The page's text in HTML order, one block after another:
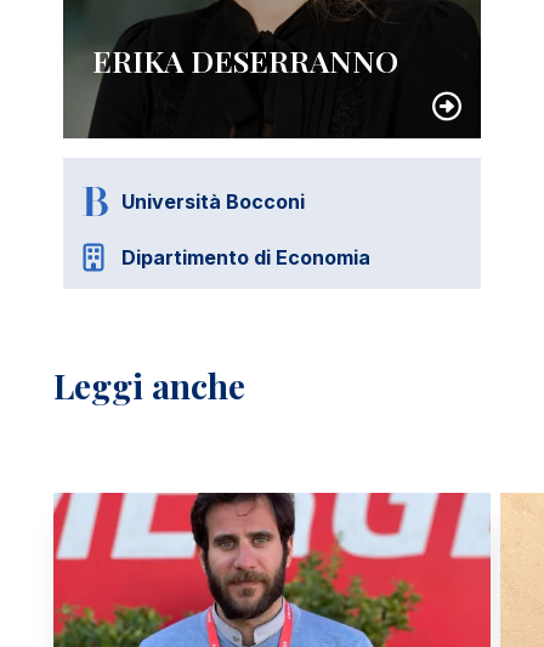
ERIKA DESERRANNO
Università Bocconi
Dipartimento di Economia
Leggi anche